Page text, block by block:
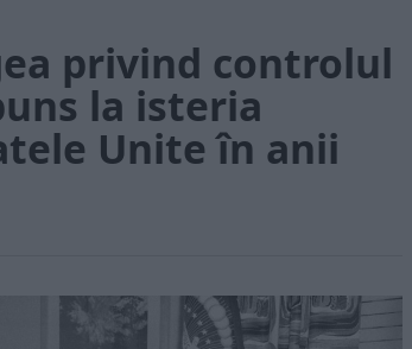
privind controlul
la isteria
Unite în anii